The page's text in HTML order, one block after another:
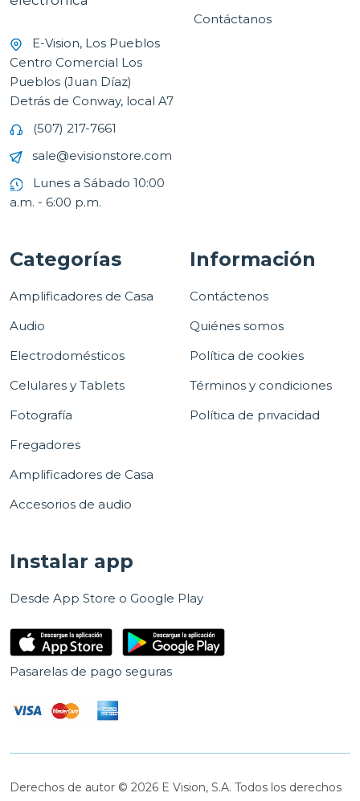
E-Vision, Los Pueblos
Centro Comercial Los
Pueblos (Juan Díaz)
Detrás de Conway, local A7
(507) 217-7661
sale@evisionstore.com
Lunes a Sábado 10:00
a.m. - 6:00 p.m.
Contáctanos
Categorías
Amplificadores de Casa
Audio
Electrodomésticos
Celulares y Tablets
Fotografía
Fregadores
Amplificadores de Casa
Accesorios de audio
Información
Contáctenos
Quiénes somos
Política de cookies
Términos y condiciones
Política de privacidad
Instalar app
Desde App Store o Google Play
Pasarelas de pago seguras
Derechos de autor © 2026 E Vision, S.A. Todos los derechos